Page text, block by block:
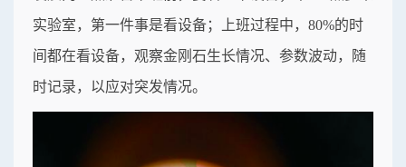
实验室，第一件事是看设备；上班过程中，80%的时
间都在看设备，观察金刚石生长情况、参数波动，随
时记录，以应对突发情况。